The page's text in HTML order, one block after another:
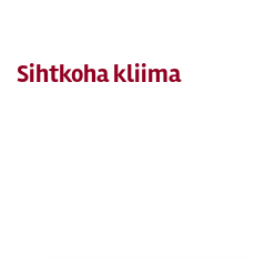
Sihtkoha kliima